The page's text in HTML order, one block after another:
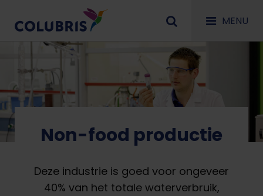
MENU
Non-food productie
Deze industrie is goed voor ongeveer
40% van het totale waterverbruik,